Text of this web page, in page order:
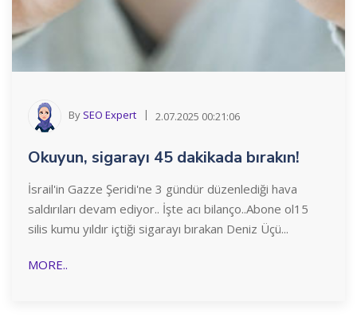
By SEO Expert 2.07.2025 00:21:06
Okuyun, sigarayı 45 dakikada bırakın!
İsrail'in Gazze Şeridi'ne 3 gündür düzenlediği hava
saldırıları devam ediyor.. İşte acı bilanço..Abone ol15
silis kumu yıldır içtiği sigarayı bırakan Deniz Üçü...
MORE..